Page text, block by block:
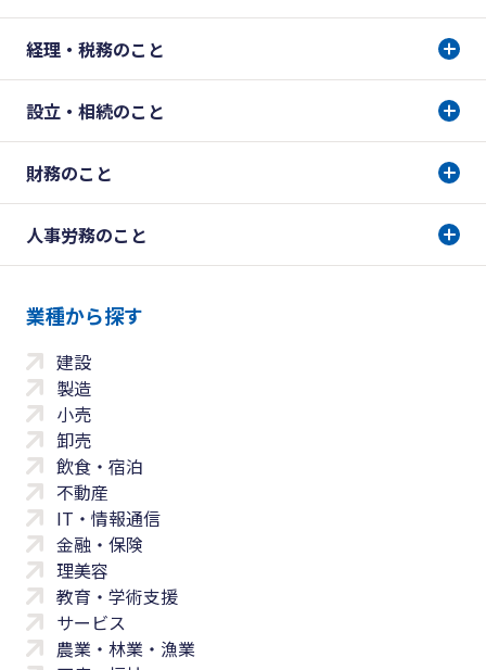
経理・税務のこと
設立・相続のこと
財務のこと
人事労務のこと
業種から探す
建設
製造
小売
卸売
飲食・宿泊
不動産
IT・情報通信
金融・保険
理美容
教育・学術支援
サービス
農業・林業・漁業